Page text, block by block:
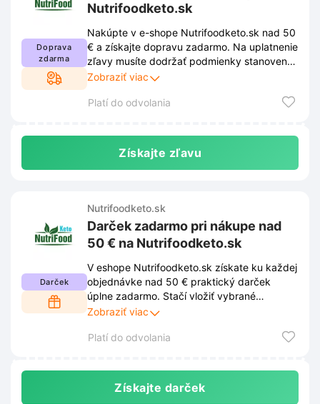
Doprava
zdarma
Nutrifoodketo.sk
Nakúpte v e-shope Nutrifoodketo.sk nad 50
€ a získajte dopravu zadarmo. Na uplatnenie
zľavy musíte dodržať podmienky stanovené
obchodom. Aktuálne pravidlá nájdete na
Zobraziť viac
Platí do odvolania
Získajte zľavu
Darček
Nutrifoodketo.sk
Darček zadarmo pri nákupe nad
50 € na Nutrifoodketo.sk
V eshope Nutrifoodketo.sk získate ku každej
objednávke nad 50 € praktický darček
úplne zadarmo. Stačí vložiť vybrané
produkty do košíka a splniť stanovenú
doprajte si k diétnym jedlám príjemný bonus
Zobraziť viac
Platí do odvolania
Získajte darček